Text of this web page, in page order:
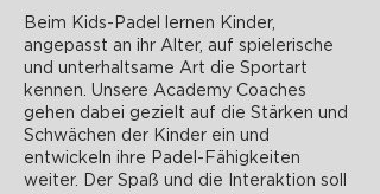
Beim Kids-Padel lernen Kinder,
angepasst an ihr Alter, auf spielerische
und unterhaltsame Art die Sportart
kennen. Unsere Academy Coaches
gehen dabei gezielt auf die Stärken und
Schwächen der Kinder ein und
entwickeln ihre Padel-Fähigkeiten
weiter. Der Spaß und die Interaktion soll